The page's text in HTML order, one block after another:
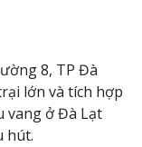
8, TP Đà
lớn và tích hợp
vang ở Đà Lạt
hút.